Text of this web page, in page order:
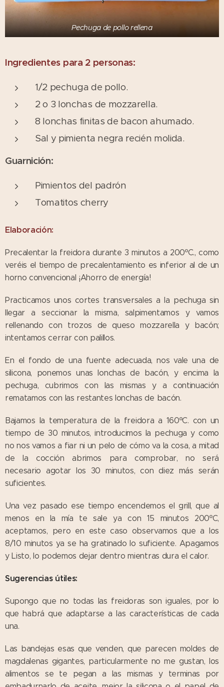
Pechuga de pollo rellena
Ingredientes para 2 personas:
1/2 pechuga de pollo.
2 o 3 lonchas de mozzarella.
8 lonchas finitas de bacon ahumado.
Sal y pimienta negra recién molida.
Guarnición:
Pimientos del padrón
Tomatitos cherry
Elaboración:
Precalentar la freidora durante 3 minutos a 200ºC., como
veréis el tiempo de precalentamiento es inferior al de un
horno convencional ¡Ahorro de energía!
Practicamos unos cortes transversales a la pechuga sin
llegar a seccionar la misma, salpimentamos y vamos
rellenando con trozos de queso mozzarella y bacón;
intentamos cerrar con palillos.
En el fondo de una fuente adecuada, nos vale una de
silicona, ponemos unas lonchas de bacón, y encima la
pechuga, cubrimos con las mismas y a continuación
rematamos con las restantes lonchas de bacón.
Bajamos la temperatura de la freidora a 160ºC. con un
tiempo de 30 minutos, introducimos la pechuga y como
no nos vamos a fiar ni un pelo de cómo va la cosa, a mitad
de la cocción abrimos para comprobar, no será
necesario agotar los 30 minutos, con diez más serán
suficientes.
Una vez pasado ese tiempo encendemos el grill, que al
menos en la mía te sale ya con 15 minutos 200ºC,
aceptamos, pero en este caso observamos que a los
8/10 minutos ya se ha gratinado lo suficiente. Apagamos
y Listo, lo podemos dejar dentro mientras dura el calor.
Sugerencias útiles:
Supongo que no todas las freidoras son iguales, por lo
que habrá que adaptarse a las características de cada
una.
Las bandejas esas que venden, que parecen moldes de
magdalenas gigantes, particularmente no me gustan, los
alimentos se te pegan a las mismas y terminas por